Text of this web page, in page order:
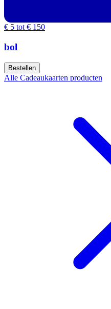
€ 5 tot € 150
bol
Bestellen
Alle Cadeaukaarten producten